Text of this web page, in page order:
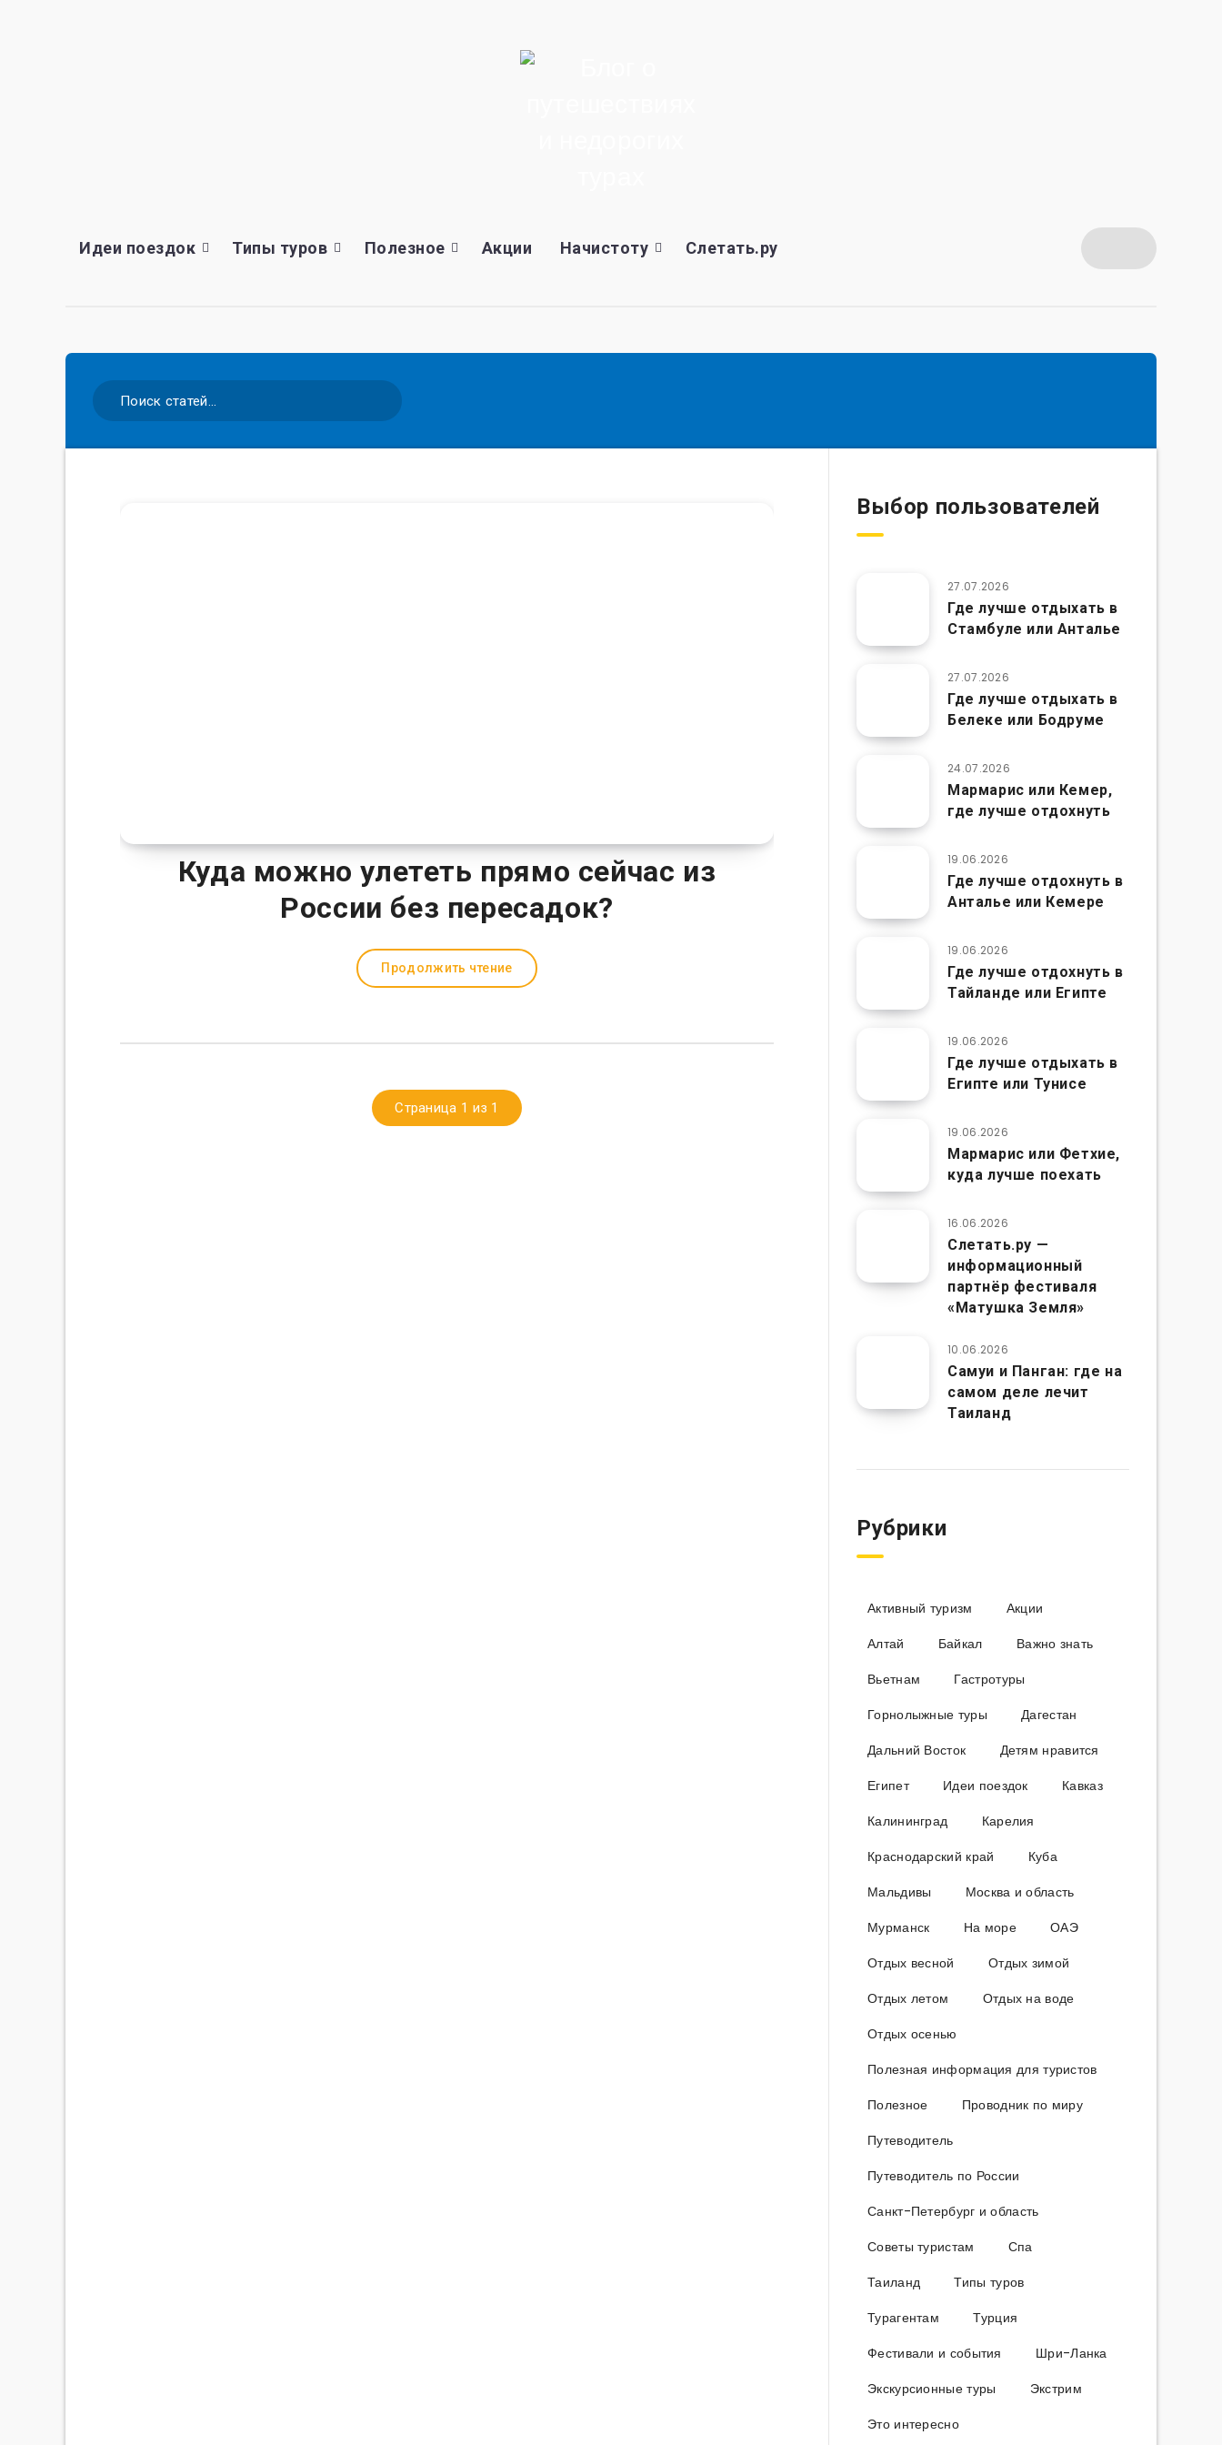
Идеи поездок Типы туров Полезное Акции Начистоту Слетать.ру
Куда можно улететь прямо сейчас из
России без пересадок?
Продолжить чтение
Страница 1 из 1
Выбор пользователей
27.07.2026
Где лучше отдыхать в
Стамбуле или Анталье
27.07.2026
Где лучше отдыхать в
Белеке или Бодруме
24.07.2026
Мармарис или Кемер,
где лучше отдохнуть
19.06.2026
Где лучше отдохнуть в
Анталье или Кемере
19.06.2026
Где лучше отдохнуть в
Тайланде или Египте
19.06.2026
Где лучше отдыхать в
Египте или Тунисе
19.06.2026
Мармарис или Фетхие,
куда лучше поехать
16.06.2026
Слетать.ру —
информационный
партнёр фестиваля
«Матушка Земля»
10.06.2026
Самуи и Панган: где на
самом деле лечит
Таиланд
Рубрики
Активный туризм
Акции
Алтай
Байкал
Важно знать
Вьетнам
Гастротуры
Горнолыжные туры
Дагестан
Дальний Восток
Детям нравится
Египет
Идеи поездок
Кавказ
Калининград
Карелия
Краснодарский край
Куба
Мальдивы
Москва и область
Мурманск
На море
ОАЭ
Отдых весной
Отдых зимой
Отдых летом
Отдых на воде
Отдых осенью
Полезная информация для туристов
Полезное
Проводник по миру
Путеводитель
Путеводитель по России
Санкт-Петербург и область
Советы туристам
Спа
Таиланд
Типы туров
Турагентам
Турция
Фестивали и события
Шри-Ланка
Экскурсионные туры
Экстрим
Это интересно